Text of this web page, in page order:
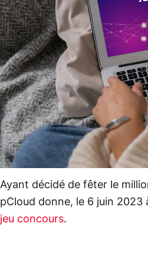
Ayant décidé de fêter le
pCloud donne, le 6 juin 2023
jeu concours.